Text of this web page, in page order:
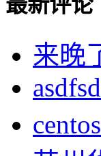
来晚